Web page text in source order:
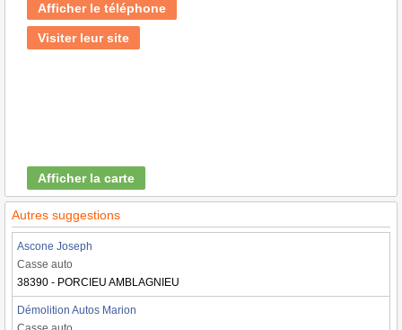
Afficher le téléphone
Visiter leur site
Afficher la carte
Autres suggestions
Ascone Joseph
Casse auto
38390 - PORCIEU AMBLAGNIEU
Démolition Autos Marion